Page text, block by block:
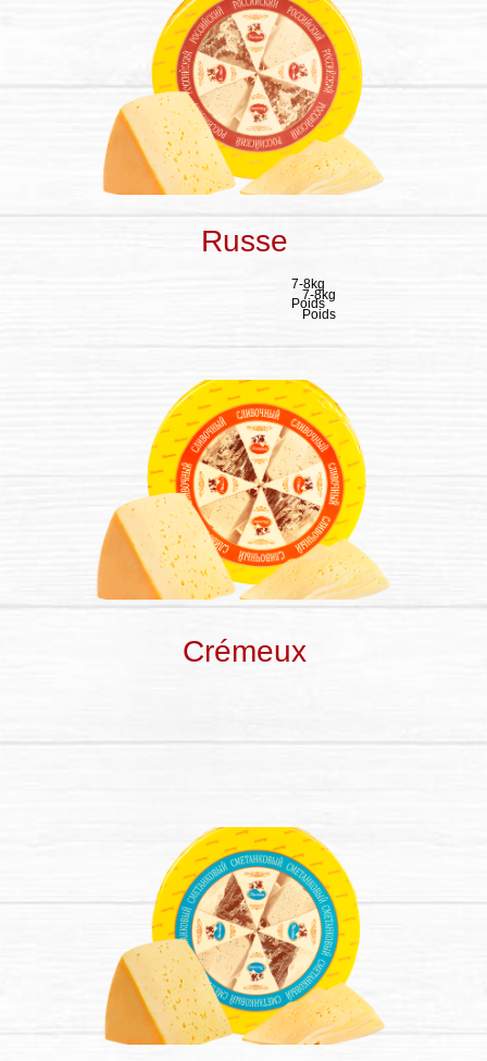
Russe
7-8kg
Poids
Crémeux
7-8kg
Poids
Fédération de Russie, Bryansk, Rue Liteinaya 15
+7(4832) 32-32-41
Lundi-Vendredi : 09 :00 – 18 :00
Samedi et Dimanche : Week-end
molgrad-32@yandex.ru